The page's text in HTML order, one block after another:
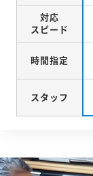
対応
スピード
時間指定
スタッフ